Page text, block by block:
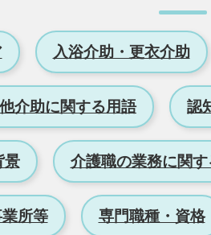
入浴介助・更衣介助
介助に関する用語 認
景 介護職の業務に関
所等 専門職種・資格